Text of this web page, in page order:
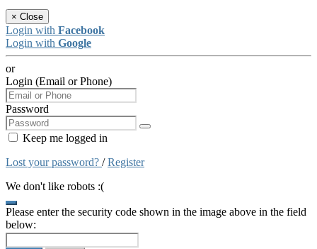
× Close
Login with Facebook
Login with Google
or
Login (Email or Phone)
Password
Keep me logged in
Lost your password? /Register
We don't like robots :(
Please enter the security code shown in the image above in the field
below: